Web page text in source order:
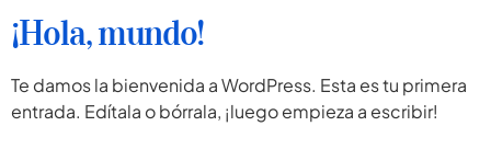
¡Hola, mundo!
Te damos la bienvenida a WordPress. Esta es tu primera
entrada. Edítala o bórrala, ¡luego empieza a escribir!